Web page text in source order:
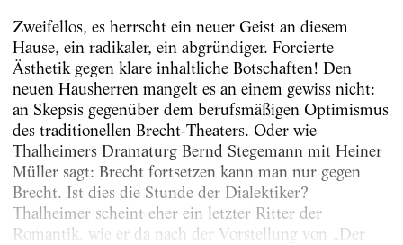
Zweifellos, es herrscht ein neuer Geist an diesem
Hause, ein radikaler, ein abgründiger. Forcierte
Ästhetik gegen klare inhaltliche Botschaften! Den
neuen Hausherren mangelt es an einem gewiss nicht:
an Skepsis gegenüber dem berufsmäßigen Optimismus
des traditionellen Brecht-Theaters. Oder wie
Thalheimers Dramaturg Bernd Stegemann mit Heiner
Müller sagt: Brecht fortsetzen kann man nur gegen
Brecht. Ist dies die Stunde der Dialektiker?
Thalheimer scheint eher ein letzter Ritter der
Romantik, wie er da nach der Vorstellung von „Der